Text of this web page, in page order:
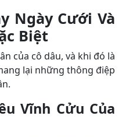
Ngày Cưới Và
Biệt
của cô dâu, và khi đó là
lại những thông điệp
Vĩnh Cửu Của